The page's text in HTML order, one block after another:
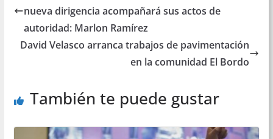
nueva dirigencia acompañará sus actos de
autoridad: Marlon Ramírez
David Velasco arranca trabajos de pavimentación
en la comunidad El Bordo
También te puede gustar